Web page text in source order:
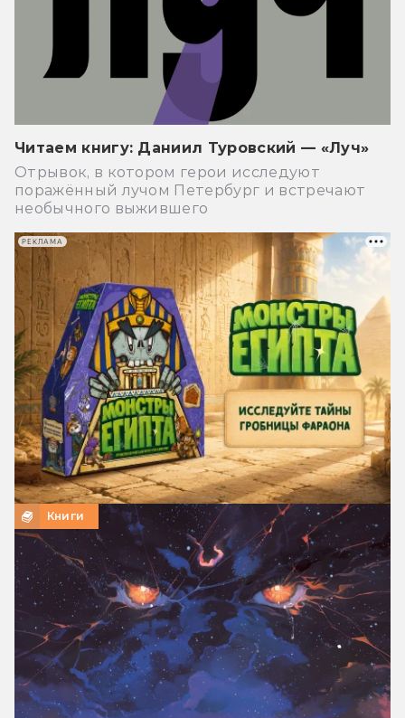
Читаем книгу: Даниил Туровский — «Луч»
Отрывок, в котором герои исследуют
поражённый лучом Петербург и встречают
необычного выжившего
Книги
РЕКЛАМА